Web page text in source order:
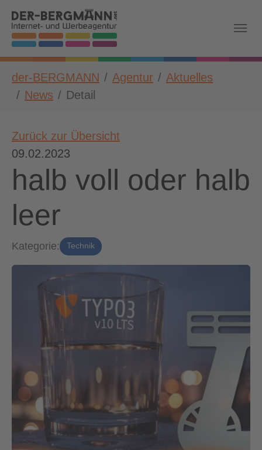
Skip to main navigation
Zum Hauptinhalt springen
Skip to page footer
Sie sind hier:
der-BERGMANN Agentur
Aktuelles
News
Detail
Zurück zur Übersicht
09.02.2023
halb voll oder halb
leer
Kategorie: Technik